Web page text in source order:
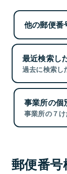
他の郵便番
最近検索し
過去に検索し
事業所の個
事業所の７け
郵便番